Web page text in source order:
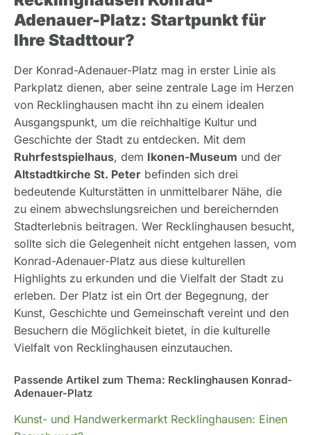
Adenauer-Platz: Startpunkt für
Ihre Stadttour?
Der Konrad-Adenauer-Platz mag in erster Linie als
Parkplatz dienen, aber seine zentrale Lage im Herzen
von Recklinghausen macht ihn zu einem idealen
Ausgangspunkt, um die reichhaltige Kultur und
Geschichte der Stadt zu entdecken. Mit dem
Ruhrfestspielhaus, dem Ikonen-Museum und der
Altstadtkirche St. Peter befinden sich drei
bedeutende Kulturstätten in unmittelbarer Nähe, die
zu einem abwechslungsreichen und bereichernden
Stadterlebnis beitragen. Wer Recklinghausen besucht,
sollte sich die Gelegenheit nicht entgehen lassen, vom
Konrad-Adenauer-Platz aus diese kulturellen
Highlights zu erkunden und die Vielfalt der Stadt zu
erleben. Der Platz ist ein Ort der Begegnung, der
Kunst, Geschichte und Gemeinschaft vereint und den
Besuchern die Möglichkeit bietet, in die kulturelle
Vielfalt von Recklinghausen einzutauchen.
Passende Artikel zum Thema: Recklinghausen Konrad-
Adenauer-Platz
Kunst- und Handwerkermarkt Recklinghausen: Einen